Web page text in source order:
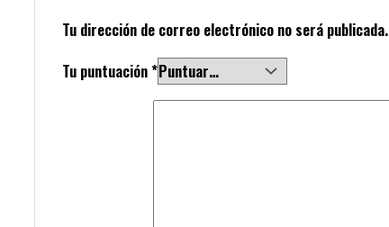
Tu dirección de correo electrónico no será publicada.
Tu puntuación*